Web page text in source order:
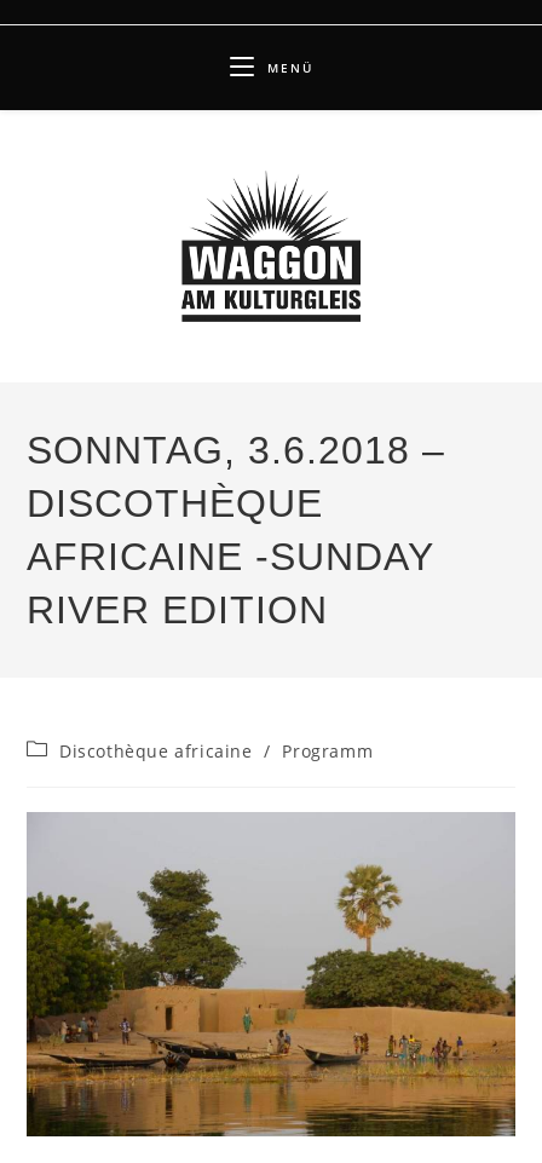
MENÜ
SONNTAG, 3.6.2018 –
DISCOTHÈQUE
AFRICAINE -SUNDAY
RIVER EDITION
Beitrags-
Discothèque africaine / Programm